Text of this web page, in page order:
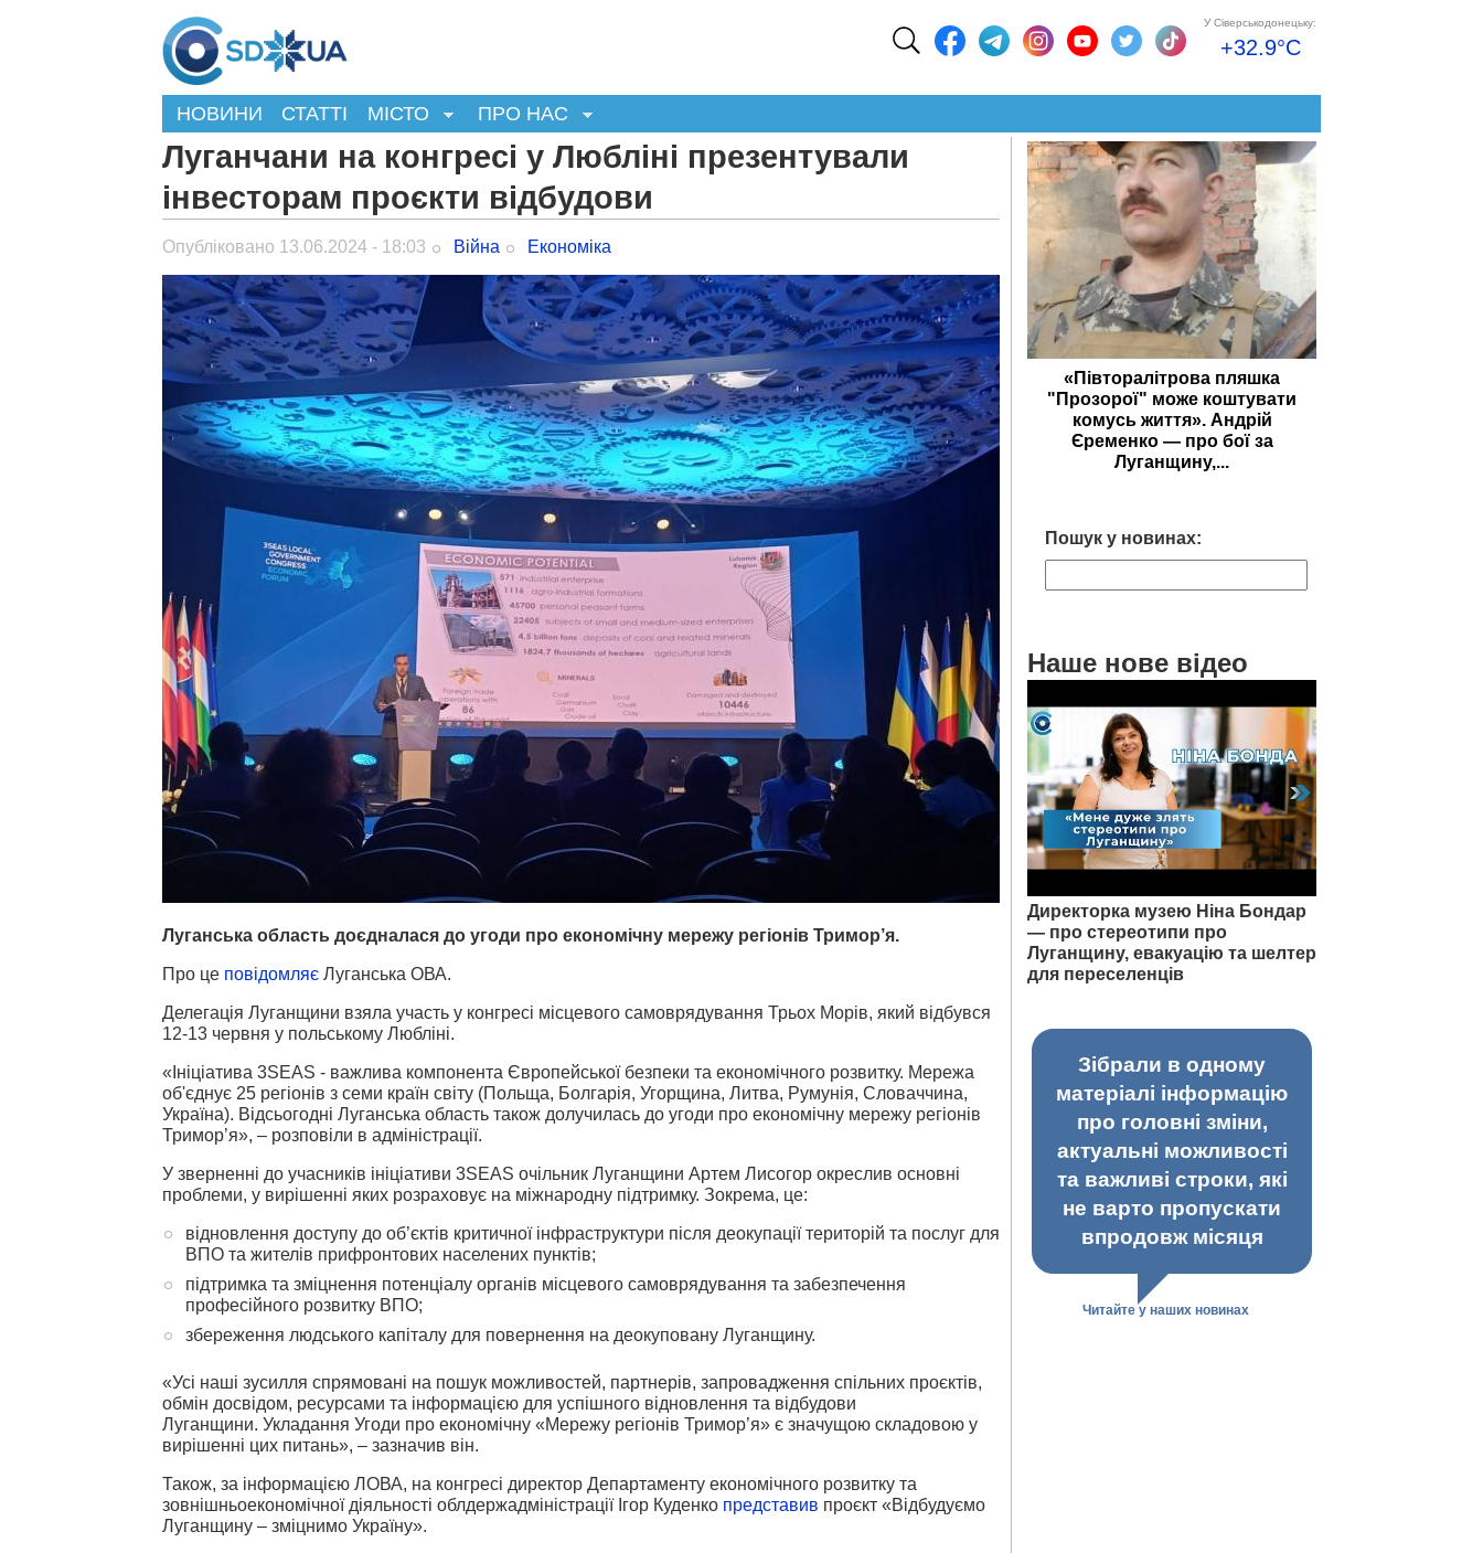
У Сіверськодонецьку:
+32.9°C
НОВИНИ СТАТТІ МІСТО ПРО НАС
Луганчани на конгресі у Любліні презентували
інвесторам проєкти відбудови
Опубліковано 13.06.2024 - 18:03 Війна Економіка
Луганська область доєдналася до угоди про економічну мережу регіонів Тримор’я.
Про це повідомляє Луганська ОВА.
Делегація Луганщини взяла участь у конгресі місцевого самоврядування Трьох Морів, який відбувся
12-13 червня у польському Любліні.
«Ініціатива 3SEAS - важлива компонента Європейської безпеки та економічного розвитку. Мережа
об'єднує 25 регіонів з семи країн світу (Польща, Болгарія, Угорщина, Литва, Румунія, Словаччина,
Україна). Відсьогодні Луганська область також долучилась до угоди про економічну мережу регіонів
Тримор’я», – розповіли в адміністрації.
У зверненні до учасників ініціативи 3SEAS очільник Луганщини Артем Лисогор окреслив основні
проблеми, у вирішенні яких розраховує на міжнародну підтримку. Зокрема, це:
відновлення доступу до об’єктів критичної інфраструктури після деокупації територій та послуг для
ВПО та жителів прифронтових населених пунктів;
підтримка та зміцнення потенціалу органів місцевого самоврядування та забезпечення
професійного розвитку ВПО;
збереження людського капіталу для повернення на деокуповану Луганщину.
«Усі наші зусилля спрямовані на пошук можливостей, партнерів, запровадження спільних проєктів,
обмін досвідом, ресурсами та інформацією для успішного відновлення та відбудови
Луганщини. Укладання Угоди про економічну «Мережу регіонів Тримор’я» є значущою складовою у
вирішенні цих питань», – зазначив він.
Також, за інформацією ЛОВА, на конгресі директор Департаменту економічного розвитку та
зовнішньоекономічної діяльності облдержадміністрації Ігор Куденко представив проєкт «Відбудуємо
Луганщину – зміцнимо Україну».
«Півторалітрова пляшка
"Прозорої" може коштувати
комусь життя». Андрій
Єременко — про бої за
Луганщину,...
Пошук у новинах:
Наше нове відео
Директорка музею Ніна Бондар
— про стереотипи про
Луганщину, евакуацію та шелтер
для переселенців
Зібрали в одному
матеріалі інформацію
про головні зміни,
актуальні можливості
та важливі строки, які
не варто пропускати
впродовж місяця
Читайте у наших новинах